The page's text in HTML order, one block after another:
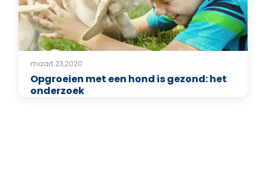
maart 23,2020
Opgroeien met een hond is gezond: het
onderzoek